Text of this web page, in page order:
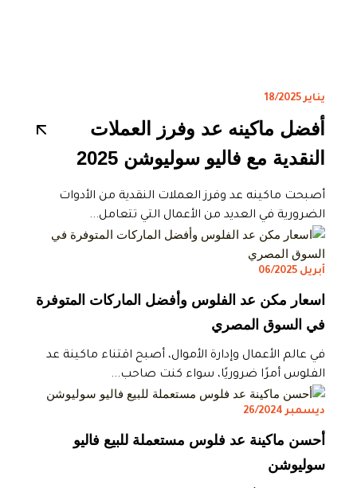
يناير 18/2025
أفضل ماكينه عد وفرز العملات
النقدية مع فاليو سوليوشن 2025
أصبحت ماكينه عد وفرز العملات النقدية من الأدوات
الضرورية في العديد من الأعمال التي تتعامل...
أبريل 06/2025
اسعار مكن عد الفلوس وأفضل الماركات المتوفرة
في السوق المصري
في عالم الأعمال وإدارة الأموال، أصبح اقتناء ماكينة عد
الفلوس أمرًا ضروريًا، سواء كنت صاحب...
ديسمبر 26/2024
أحسن ماكينة عد فلوس مستعملة للبيع فاليو
سوليوشن